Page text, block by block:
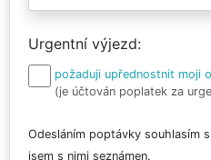
Urgentní výjezd
požaduji upřednostnit moji
(je účtován poplatek za
Odesláním poptávky souhlasím s
jsem s nimi seznámen.